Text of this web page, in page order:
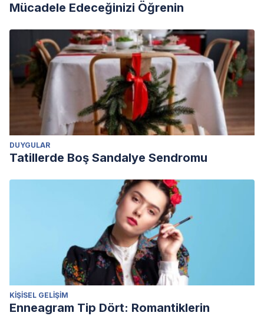
Mücadele Edeceğinizi Öğrenin
DUYGULAR
Tatillerde Boş Sandalye Sendromu
KIŞISEL GELIŞIM
Enneagram Tip Dört: Romantiklerin